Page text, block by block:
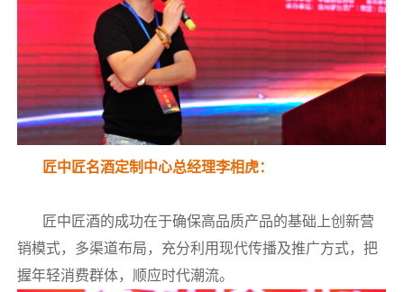
匠中匠名酒定制中心总经理李相虎：
匠中匠酒的成功在于确保高品质产品的基础上创新营
销模式，多渠道布局，充分利用现代传播及推广方式，把
握年轻消费群体，顺应时代潮流。